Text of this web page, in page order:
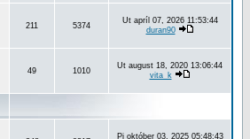
211 5374
Ut apríl 07, 2026 11:53:44
duran90
49 1010
Ut august 18, 2020 13:06:44
vita_k
Pi október 03, 2025 05:48:43